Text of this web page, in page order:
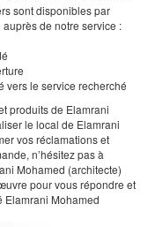
sont disponibles par
de notre service :
vers le service recherché
produits de Elamrani
le local de Elamrani
vos réclamations et
n’hésitez pas à
Mohamed (architecte)
pour vous répondre et
Elamrani Mohamed